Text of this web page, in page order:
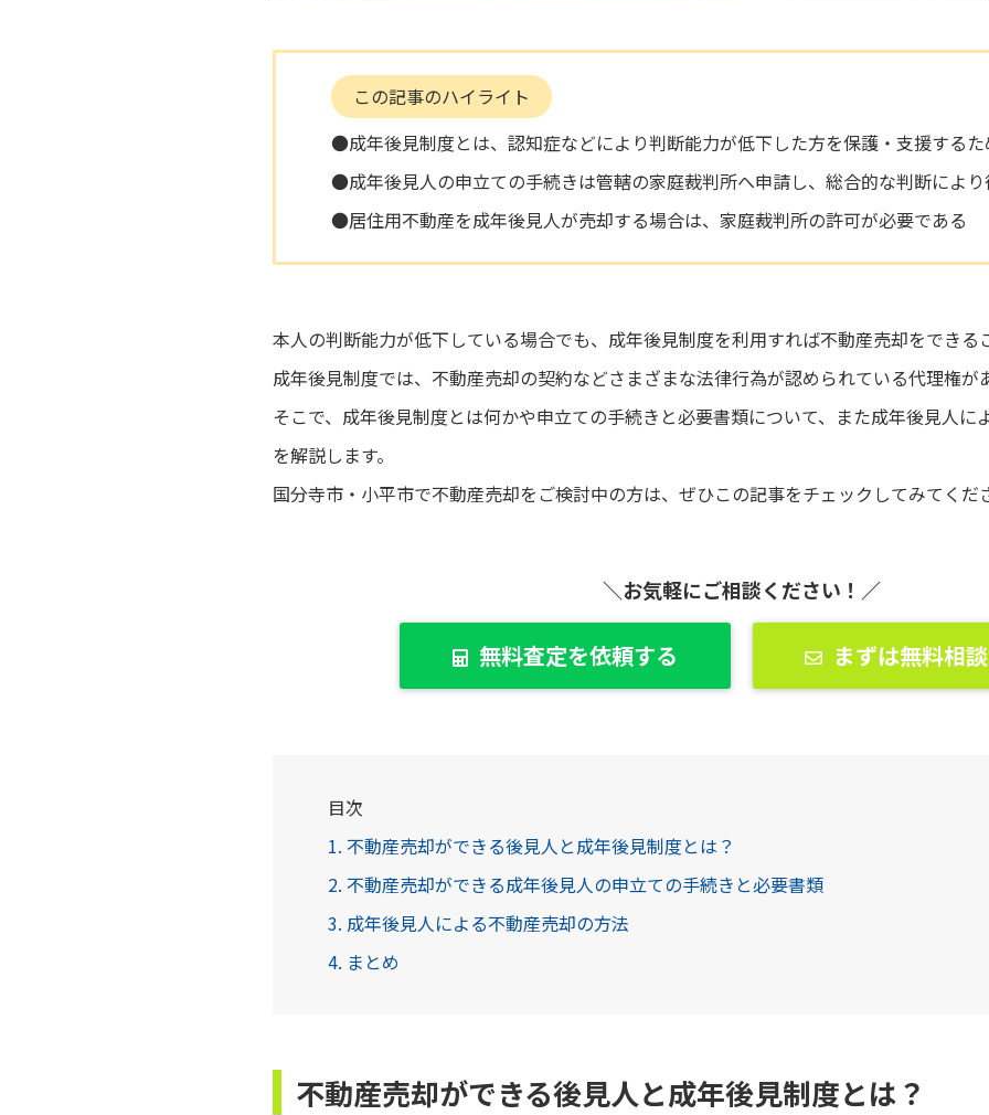
この記事のハイライト
●成年後見制度とは、認知症などにより判断能力が低下した方を保護・支援する
●成年後見人の申立ての手続きは管轄の家庭裁判所へ申請し、総合的な判断によ
●居住用不動産を成年後見人が売却する場合は、家庭裁判所の許可が必要である
本人の判断能力が低下している場合でも、成年後見制度を利用すれば不動産売却をできる
成年後見制度では、不動産売却の契約などさまざまな法律行為が認められている代理権が
そこで、成年後見制度とは何かや申立ての手続きと必要書類について、また成年後見人に
を解説します。
国分寺市・小平市で不動産売却をご検討中の方は、ぜひこの記事をチェックしてみてくだ
＼お気軽にご相談ください！／
無料査定を依頼する まずは無料相
目次
1. 不動産売却ができる後見人と成年後見制度とは？
2. 不動産売却ができる成年後見人の申立ての手続きと必要書類
3. 成年後見人による不動産売却の方法
4. まとめ
不動産売却ができる後見人と成年後見制度とは？